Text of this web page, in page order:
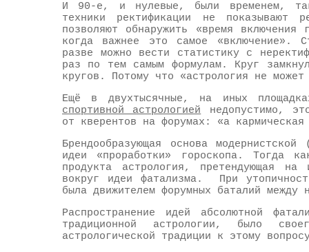
И 90-е, и нулевые, были временем, так
техники ректификации не
позволяют обнаружить «время
когда важнее это самое «включение».
разве можно вести статистику с
раз по тем самым формулам. Круг
кругов. Потому что «астрология не может
Ещё в двухтысячные, на иных
спортивной астрологией недопустимо,
от кверентов на форумах: «а
Брендообразующая основа
идеи «проработки» гороскопа. Тогда
продукта астрология, претендующая на
вокруг идеи фатализма. При
была движителем форумных баталий между
Распространение идей абсолютной
традиционной астрологии, было
астрологической традиции к этому